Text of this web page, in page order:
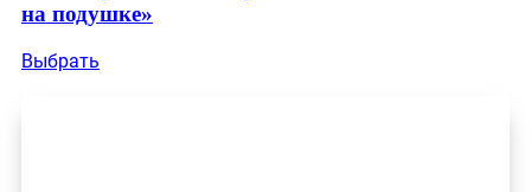
на подушке»
Выбрать